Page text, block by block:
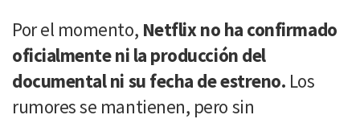
Por el momento, Netflix no ha confirmado
oficialmente ni la producción del
documental ni su fecha de estreno. Los
rumores se mantienen, pero sin